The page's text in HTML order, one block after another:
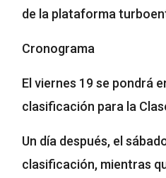
de la plataforma
Cronograma
El viernes 19 se pondrá
clasificación para la
Un día después, el
clasificación, mientras